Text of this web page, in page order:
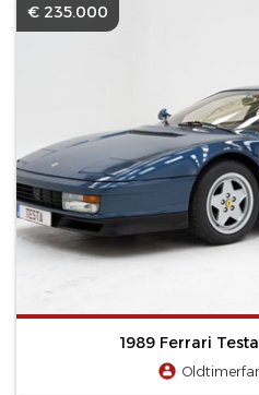
€ 235.000
1989 Ferrari